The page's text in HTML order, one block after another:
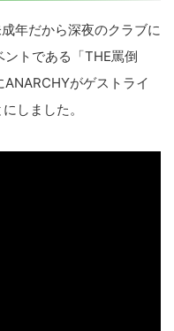
年だから深夜のクラブに
トである「THE罵倒
がゲストライ
しました。